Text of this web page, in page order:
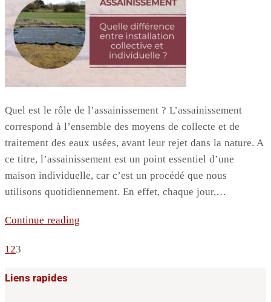
Quel est le rôle de l’assainissement ? L’assainissement
correspond à l’ensemble des moyens de collecte et de
traitement des eaux usées, avant leur rejet dans la nature. A
ce titre, l’assainissement est un point essentiel d’une
maison individuelle, car c’est un procédé que nous
utilisons quotidiennement. En effet, chaque jour,…
Continue reading
1 23
Liens rapides